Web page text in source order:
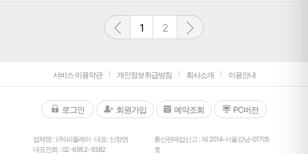
1 2
서비스 이용약관 개인정보취급방침 회사소개 이용안내
로그인 회원가입 예약조회 PC버전
업체명 : (주)피플레이 대표: 신창면
대표전화 :02-6952-9382
통신판매업신고 : 제 2014-서울강남-01705
호